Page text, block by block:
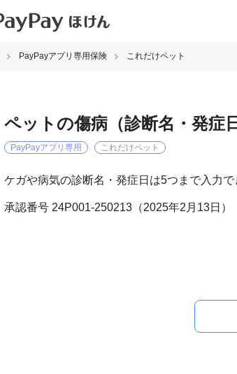
PayPayアプリ専用保険 これだけペット
ペットの傷病（診断名・発症
PayPayアプリ専用 これだけペット
ケガや病気の診断名・発症日は5つまで入力で
承認番号 24P001-250213（2025年2月13日）